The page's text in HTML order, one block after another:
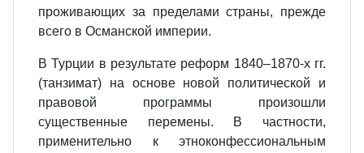
проживающих за пределами страны, прежде
всего в Османской империи.
В Турции в результате реформ 1840–1870-х гг.
(танзимат) на основе новой политической и
правовой программы произошли
существенные перемены. В частности,
применительно к этноконфессиональным